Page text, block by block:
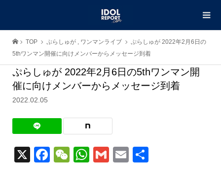
TOP ぷらしゅが , ワンマンライブ
ぷらしゅが 2022年2月6日の
5thワンマン開催に向けメンバーからメッセージ到着
ぷらしゅが 2022年2月6日の5thワンマン開
催に向けメンバーからメッセージ到着
2022.02.05
X Facebook
WeChat
WhatsApp
GmailEmail